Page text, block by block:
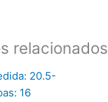
relacionados